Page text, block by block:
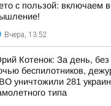
с пользой: включаем
Вчера, 13:52
Котенок: За день, без
беспилотников,
уничтожили 281
типа